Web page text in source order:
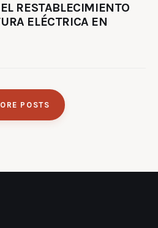
RESTABLECIMIENTO
ELÉCTRICA EN
POSTS